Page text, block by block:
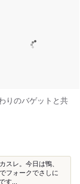
りのバゲットと共
スレ。今日は鴨、
フォークでさしに
す...